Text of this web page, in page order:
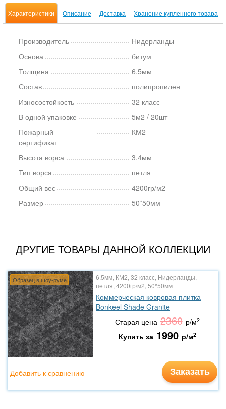
Характеристики Описание Доставка Хранение купленного товара
Производитель
Нидерланды
Основа
битум
Толщина
6.5мм
Состав
полипропилен
Износостойкость
32 класс
В одной упаковке
5м2 / 20шт
Пожарный
сертификат
КМ2
Высота ворса
3.4мм
Тип ворса
петля
Общий вес
4200гр/м2
Размер
50*50мм
ДРУГИЕ ТОВАРЫ ДАННОЙ КОЛЛЕКЦИИ
Образец в шоу-руме
6.5мм, КМ2, 32 класс, Нидерланды,
петля, 4200гр/м2, 50*50мм
Коммерческая ковровая плитка
Bonkeel Shade Granite
Старая цена 2360 р/м2
Купить за 1990 р/м2
Заказать
Добавить к сравнению